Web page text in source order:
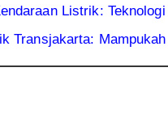
Listrik:
Transjakarta: